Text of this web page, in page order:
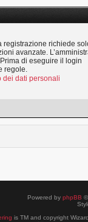
registrazione richiede
avanzate.
di eseguire il login
regole.
dei dati personali
Powered by phpBB
is TM and copyright